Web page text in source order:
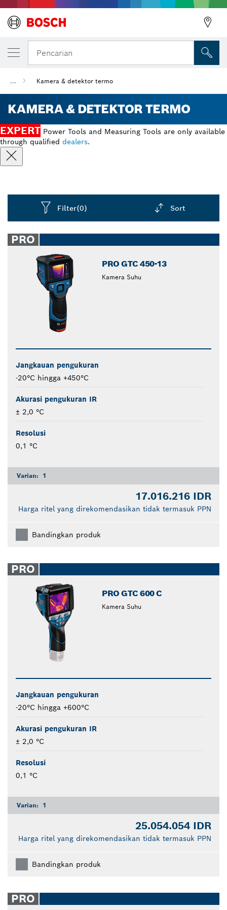
Pencarian
... Kamera & detektor termo
KAMERA & DETEKTOR TERMO
EXPERT Power Tools and Measuring Tools are only available
through qualified dealers.
Filter(0) Sort
closed
PRO
PRO GTC 450-13
Kamera Suhu
Jangkauan pengukuran
-20°C hingga +450°C
Akurasi pengukuran IR
± 2,0 °C
Resolusi
0,1 °C
Varian: 1
17.016.216 IDR
Harga ritel yang direkomendasikan tidak termasuk PPN
Bandingkan produk
PRO
PRO GTC 600 C
Kamera Suhu
Jangkauan pengukuran
-20°C hingga +600°C
Akurasi pengukuran IR
± 2,0 °C
Resolusi
0,1 °C
Varian: 1
25.054.054 IDR
Harga ritel yang direkomendasikan tidak termasuk PPN
Bandingkan produk
PRO